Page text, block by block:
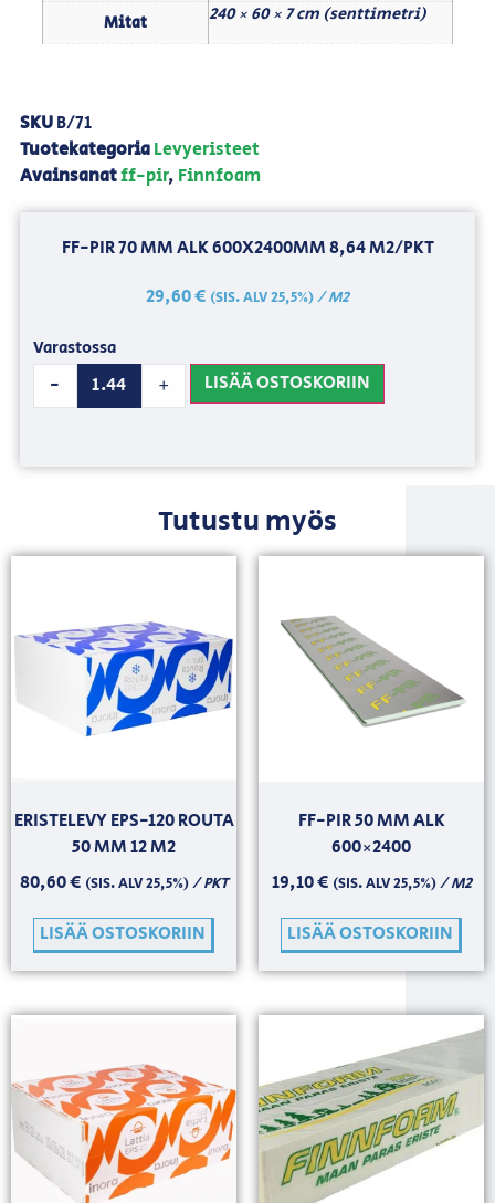
Mitat 240 × 60 × 7 cm (senttimetri)
SKUB/71
TuotekategoriaLevyeristeet
Avainsanatff-pir, Finnfoam
FF-PIR 70 MM ALK 600X2400MM 8,64 M2/PKT
29,60€ (SIS. ALV 25,5%)/ M2
Varastossa
- + LISÄÄ OSTOSKORIIN
Tutustu myös
ERISTELEVY EPS-120 ROUTA
50 MM 12 M2
80,60€ (SIS. ALV 25,5%)/ PKT
LISÄÄ OSTOSKORIIN
FF-PIR 50 MM ALK
600×2400
19,10€ (SIS. ALV 25,5%)/ M2
LISÄÄ OSTOSKORIIN